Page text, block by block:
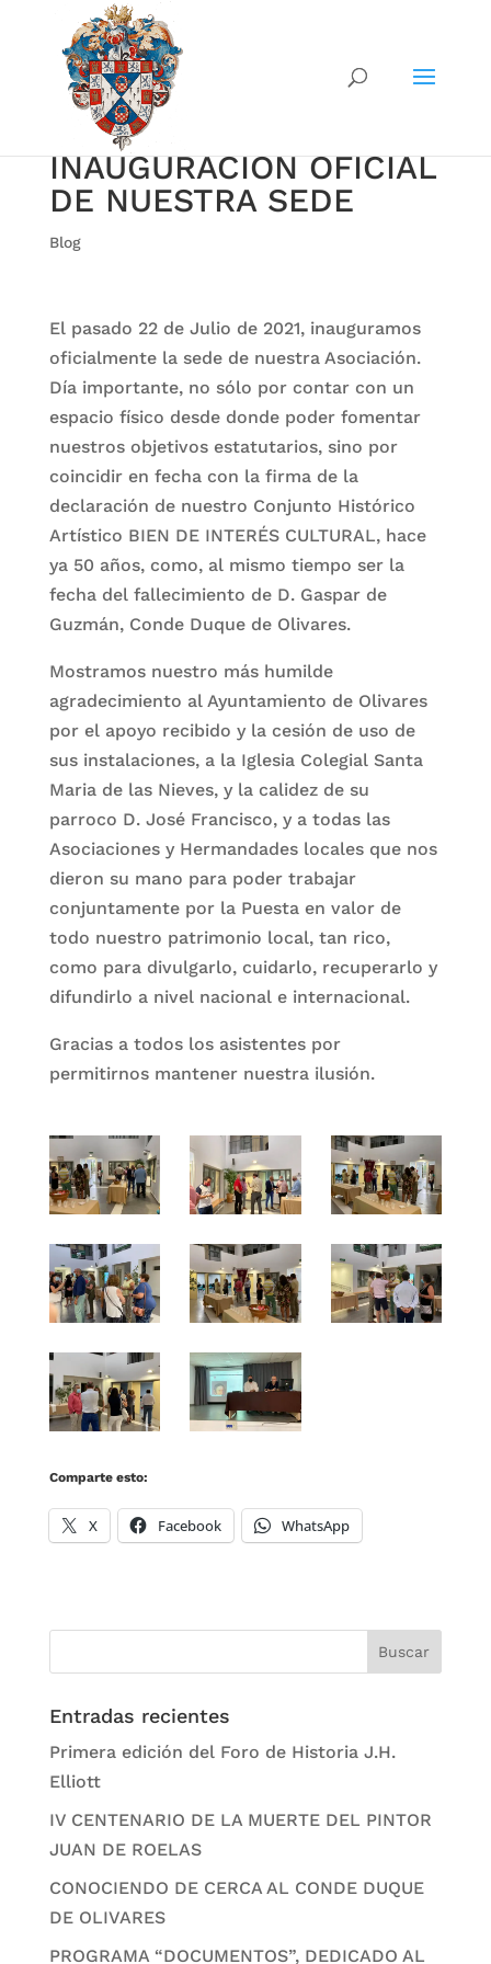
INAUGURACIÓN OFICIAL
DE NUESTRA SEDE
Blog
El pasado 22 de Julio de 2021, inauguramos
oficialmente la sede de nuestra Asociación.
Día importante, no sólo por contar con un
espacio físico desde donde poder fomentar
nuestros objetivos estatutarios, sino por
coincidir en fecha con la firma de la
declaración de nuestro Conjunto Histórico
Artístico BIEN DE INTERÉS CULTURAL, hace
ya 50 años, como, al mismo tiempo ser la
fecha del fallecimiento de D. Gaspar de
Guzmán, Conde Duque de Olivares.
Mostramos nuestro más humilde
agradecimiento al Ayuntamiento de Olivares
por el apoyo recibido y la cesión de uso de
sus instalaciones, a la Iglesia Colegial Santa
Maria de las Nieves, y la calidez de su
parroco D. José Francisco, y a todas las
Asociaciones y Hermandades locales que nos
dieron su mano para poder trabajar
conjuntamente por la Puesta en valor de
todo nuestro patrimonio local, tan rico,
como para divulgarlo, cuidarlo, recuperarlo y
difundirlo a nivel nacional e internacional.
Gracias a todos los asistentes por
permitirnos mantener nuestra ilusión.
Comparte esto:
X Facebook WhatsApp
Entradas recientes
Primera edición del Foro de Historia J.H.
Elliott
IV CENTENARIO DE LA MUERTE DEL PINTOR
JUAN DE ROELAS
CONOCIENDO DE CERCA AL CONDE DUQUE
DE OLIVARES
PROGRAMA “DOCUMENTOS”, DEDICADO AL